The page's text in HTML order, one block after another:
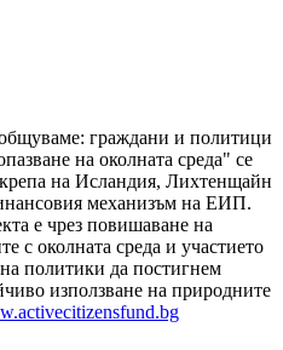
: граждани и политици
на околната среда" се
на Исландия, Лихтенщайн
механизъм на ЕИП.
е чрез повишаване на
с околната среда и участието
политики да постигнем
използване на природните